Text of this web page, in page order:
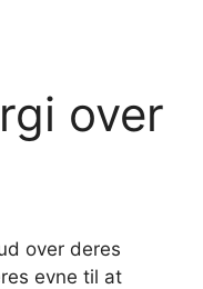
over
over deres
evne til at